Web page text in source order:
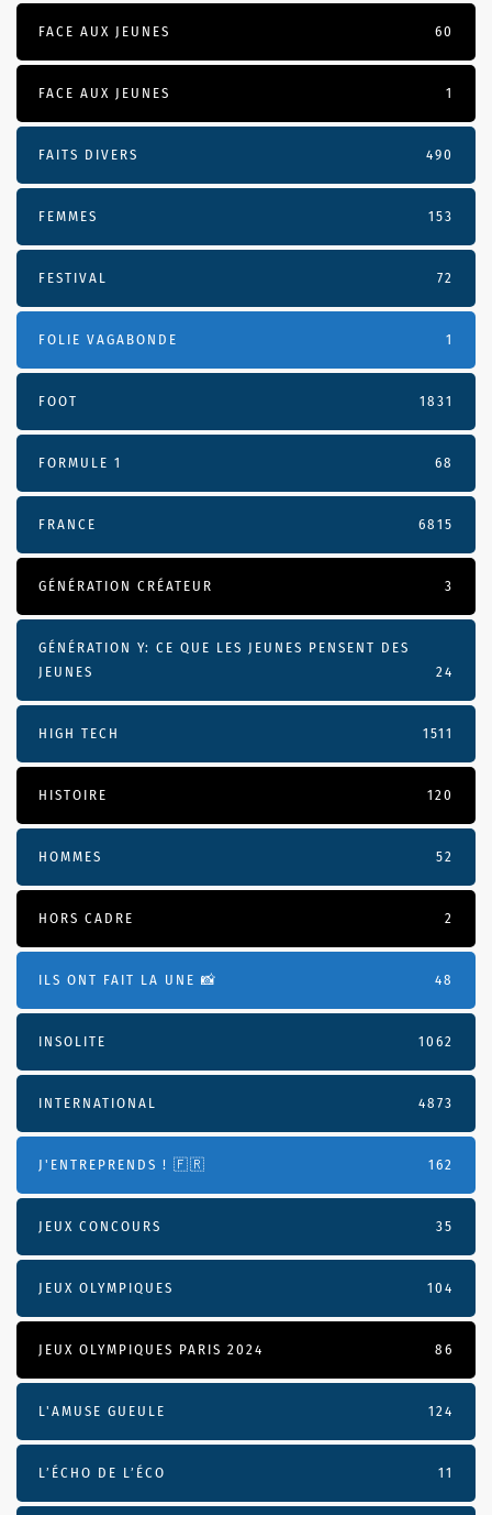
FACE AUX JEUNES 60
FACE AUX JEUNES 1
FAITS DIVERS 490
FEMMES 153
FESTIVAL 72
FOLIE VAGABONDE 1
FOOT 1831
FORMULE 1 68
FRANCE 6815
GÉNÉRATION CRÉATEUR 3
GÉNÉRATION Y: CE QUE LES JEUNES PENSENT DES
JEUNES
24
HIGH TECH 1511
HISTOIRE 120
HOMMES 52
HORS CADRE 2
ILS ONT FAIT LA UNE 📸 48
INSOLITE 1062
INTERNATIONAL 4873
J'ENTREPRENDS ! 🇫🇷 162
JEUX CONCOURS 35
JEUX OLYMPIQUES 104
JEUX OLYMPIQUES PARIS 2024 86
L'AMUSE GUEULE 124
L’ÉCHO DE L’ÉCO 11